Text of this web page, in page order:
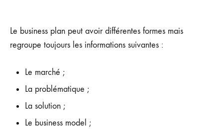
Le business plan peut avoir différentes formes mais
regroupe toujours les informations suivantes :
Le marché ;
La problématique ;
La solution ;
Le business model ;